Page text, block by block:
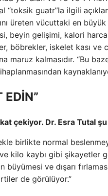
“toksik guatr”la ilgili
üreten vücuttaki en
beyin gelişimi, kalori
böbrekler, iskelet kası
maruz kalmasıdır. “Bu
EDİN”
çekiyor. Dr. Esra Tutal
birlikte normal
ve kilo kaybı gibi şikayetler
büyümesi ve dışarı
de görülüyor.”